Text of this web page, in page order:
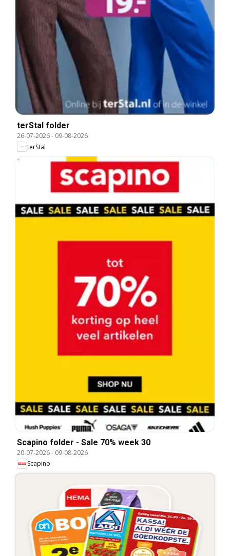
terStal folder
26-07-2026- 09-08-2026
terStal
Scapino folder - Sale 70% week 30
20-07-2026- 09-08-2026
Scapino